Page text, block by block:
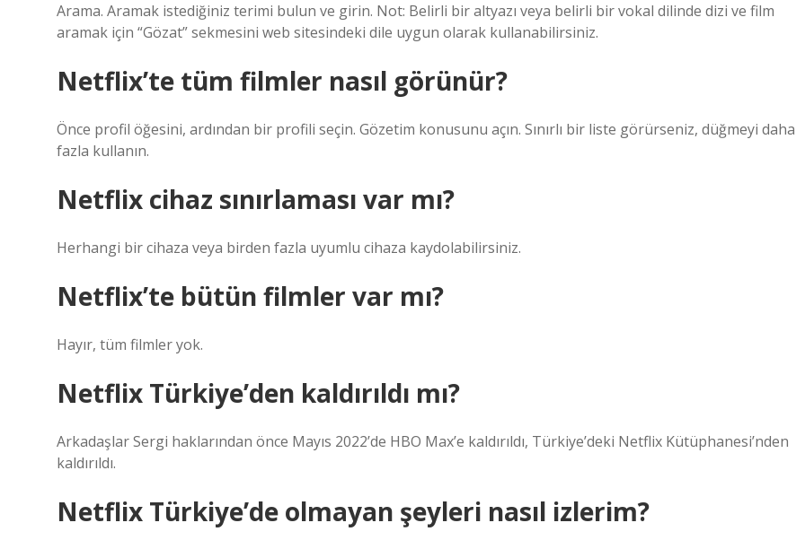
Arama. Aramak istediğiniz terimi bulun ve girin. Not: Belirli bir altyazı veya belirli bir vokal dilinde dizi ve film
aramak için “Gözat” sekmesini web sitesindeki dile uygun olarak kullanabilirsiniz.
Netflix’te tüm filmler nasıl görünür?
Önce profil öğesini, ardından bir profili seçin. Gözetim konusunu açın. Sınırlı bir liste görürseniz, düğmeyi daha
fazla kullanın.
Netflix cihaz sınırlaması var mı?
Herhangi bir cihaza veya birden fazla uyumlu cihaza kaydolabilirsiniz.
Netflix’te bütün filmler var mı?
Hayır, tüm filmler yok.
Netflix Türkiye’den kaldırıldı mı?
Arkadaşlar Sergi haklarından önce Mayıs 2022’de HBO Max’e kaldırıldı, Türkiye’deki Netflix Kütüphanesi’nden
kaldırıldı.
Netflix Türkiye’de olmayan şeyleri nasıl izlerim?